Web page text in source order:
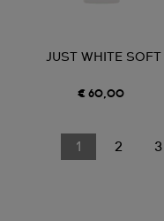
JUST WHITE SOFT
€ 60,00
1 2 3